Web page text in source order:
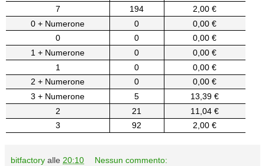
7
194
2,00 €
0 + Numerone
0
0,00 €
0
0
0,00 €
1 + Numerone
0
0,00 €
1
0
0,00 €
2 + Numerone
0
0,00 €
3 + Numerone
5
13,39 €
2
21
11,04 €
3
92 2,00 €
bitfactory alle 20:10 Nessun commento: